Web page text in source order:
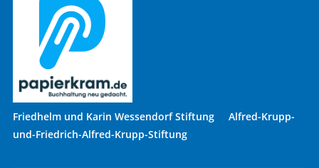
Friedhelm und Karin Wessendorf Stiftung Alfred-Krupp-
und-Friedrich-Alfred-Krupp-Stiftung